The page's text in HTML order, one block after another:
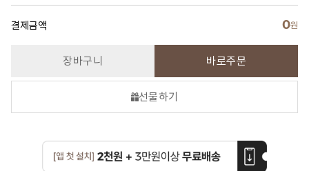
결제금액 0원
장바구니 바로주문
선물하기